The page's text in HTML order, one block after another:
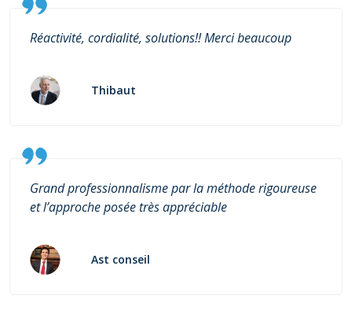
Réactivité, cordialité, solutions!! Merci beaucoup
Thibaut
Grand professionnalisme par la méthode rigoureuse
et l’approche posée très appréciable
Ast conseil